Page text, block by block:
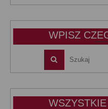
wynosiła:wynosi:
WPISZ